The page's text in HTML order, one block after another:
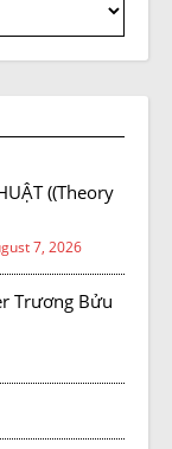
((Theory
7, 2026
Trương Bửu